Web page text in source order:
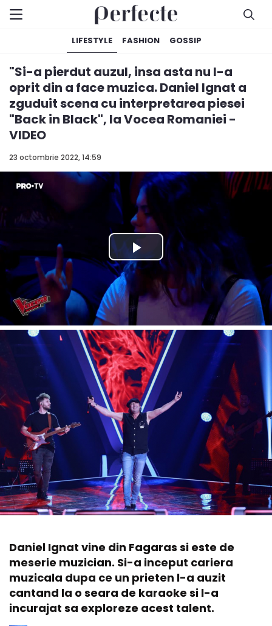
LIFESTYLE FASHION GOSSIP
23 octombrie 2022, 14:59
"Si-a pierdut auzul, insa asta nu l-a
oprit din a face muzica. Daniel Ignat a
zguduit scena cu interpretarea piesei
"Back in Black", la Vocea Romaniei -
VIDEO
Daniel Ignat vine din Fagaras si este de
meserie muzician. Si-a inceput cariera
muzicala dupa ce un prieten l-a auzit
cantand la o seara de karaoke si l-a
incurajat sa exploreze acest talent.